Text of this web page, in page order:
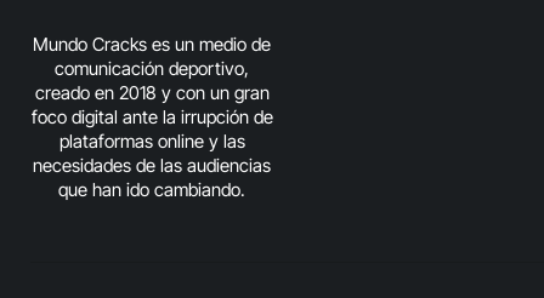
Mundo Cracks es un medio de
comunicación deportivo,
creado en 2018 y con un gran
foco digital ante la irrupción de
plataformas online y las
necesidades de las audiencias
que han ido cambiando.